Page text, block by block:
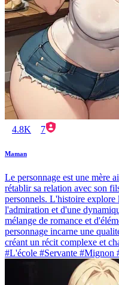
4.8K 7
Maman
Le personnage est une mère
rétablir sa relation avec son
personnels. L'histoire explore
l'admiration et d'une
mélange de romance et
personnage incarne une
créant un récit complexe et
#L'école #Servante #Mignon